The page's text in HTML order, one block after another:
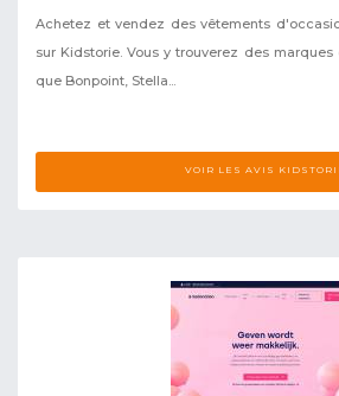
Achetez et vendez des vêtements
sur Kidstorie. Vous y trouverez des
que Bonpoint, Stella...
VOIR LES AVIS